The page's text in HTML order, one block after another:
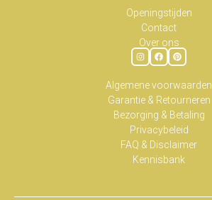
Openingstijden
Contact
Over ons
Algemene voorwaarden
Garantie & Retourneren
Bezorging & Betaling
Privacybeleid
FAQ & Disclaimer
Kennisbank